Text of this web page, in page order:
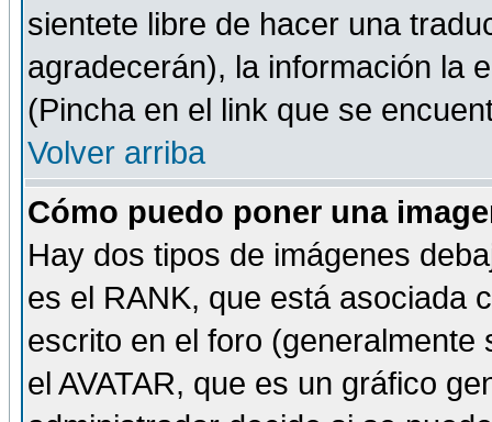
sientete libre de hacer una
agradecerán), la información la
(Pincha en el link que se
Volver arriba
Cómo puedo poner una
Hay dos tipos de imágenes
es el RANK, que está asociada
escrito en el foro
el AVATAR, que es un gráfico